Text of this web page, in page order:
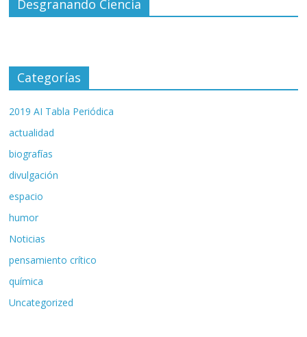
Desgranando Ciencia
Categorías
2019 AI Tabla Periódica
actualidad
biografías
divulgación
espacio
humor
Noticias
pensamiento crítico
química
Uncategorized